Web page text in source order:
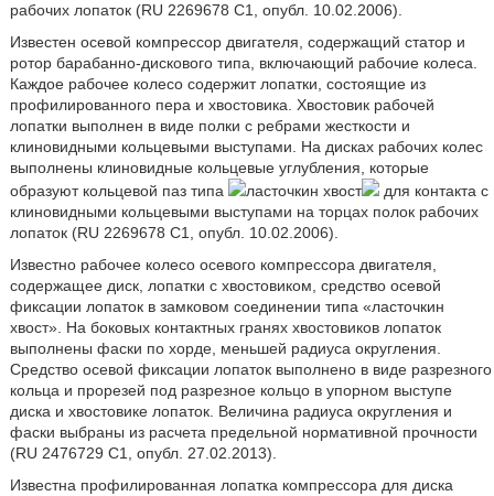
рабочих лопаток (RU 2269678 С1, опубл. 10.02.2006).
Известен осевой компрессор двигателя, содержащий статор и
ротор барабанно-дискового типа, включающий рабочие колеса.
Каждое рабочее колесо содержит лопатки, состоящие из
профилированного пера и хвостовика. Хвостовик рабочей
лопатки выполнен в виде полки с ребрами жесткости и
клиновидными кольцевыми выступами. На дисках рабочих колес
выполнены клиновидные кольцевые углубления, которые
образуют кольцевой паз типа
ласточкин хвост
для контакта с
клиновидными кольцевыми выступами на торцах полок рабочих
лопаток (RU 2269678 С1, опубл. 10.02.2006).
Известно рабочее колесо осевого компрессора двигателя,
содержащее диск, лопатки с хвостовиком, средство осевой
фиксации лопаток в замковом соединении типа «ласточкин
хвост». На боковых контактных гранях хвостовиков лопаток
выполнены фаски по хорде, меньшей радиуса округления.
Средство осевой фиксации лопаток выполнено в виде разрезного
кольца и прорезей под разрезное кольцо в упорном выступе
диска и хвостовике лопаток. Величина радиуса округления и
фаски выбраны из расчета предельной нормативной прочности
(RU 2476729 С1, опубл. 27.02.2013).
Известна профилированная лопатка компрессора для диска